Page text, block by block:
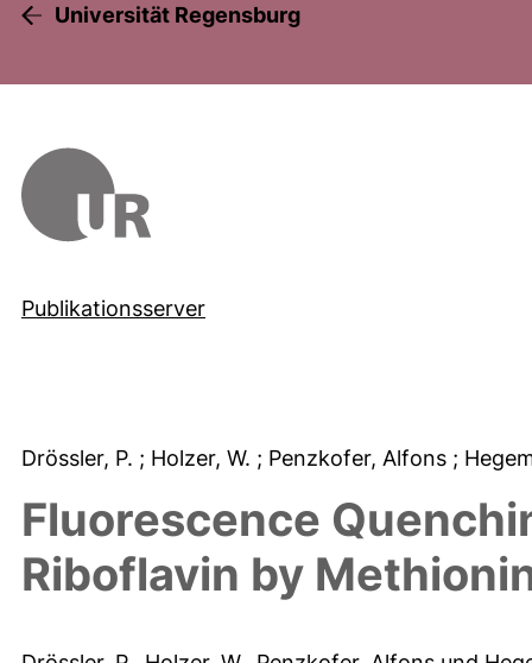
Universität Regensburg
Publikationsserver
Drössler, P. ; Holzer, W. ; Penzkofer, Alfons ;
Fluorescence
Riboflavin by